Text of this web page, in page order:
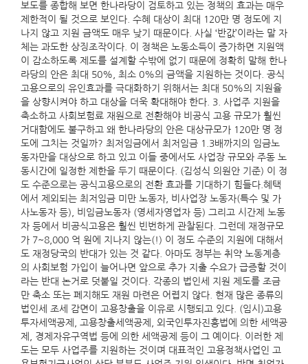
보도를 종합해 보면 한나라당이 검토하고 있는 정책의 효과는 매우
제한적이 될 것으로 보인다. 수혜 대상이 최대 120만 명 정도에 지
나지 않고 지원 금액도 매우 낮기 때문이다. 사실 ‘반값’이라는 말 자
체는 과도한 상징조작이다. 이 정책은 노동소득이 증가하면 지원액
이 감소하도록 제도를 설계할 수밖에 없기 때문에 정확히 말해 한나
라당의 안은 최대 50%, 최소 0%의 금액을 지원하는 것이다. 공식
고용으로의 유인효과를 극대화하기 위해서는 최대 50%의 지원율
을 상향시켜야 하고 대상을 더욱 확대해야 한다. 3. 사업주 지원을
축소하고 사회보험료 재원으로 전환해야 비공식 고용 규모가 훨씬
거대함에도 불구하고 왜 한나라당의 안은 대상규모가 120만 명 정
도에 그치는 것일까? 최저임금에서 최저임금 1.3배까지의 임금노
동자만을 대상으로 하고 있고 이들 중에서도 사업장 규모와 주동 노
동시간에 일정한 제한을 두기 때문이다. (김성식 의원안 기준) 이 정
도 수준으로는 공식고용으로의 전환 효과를 기대하기 힘들다.혜택
에서 제외되는 최저임금 미만 노동자, 비사업장 노동자(특수 및 가
사노동자 등), 비임금노동자 (영세자영업자 등) 그리고 시간제 노동
자 등에서 비공식고용은 훨씬 빈번하게 관찰된다. 그런데 재정규모
가 7~8,000 억 원에 지나지 않는(!) 이 정도 수준의 지원에 대해서
도 재정당국의 반대가 있는 것 같다. 아마도 정부는 취약 노동계층
의 사회보험 가입이 늘어나면 앞으로 추가 지출 수요가 급증할 것이
라는 반대 논거로 덧붙일 것이다. 각종의 법인세 지원 제도를 조금
만 축소 또는 폐지해도 재원 마련은 어렵지 않다. 현재 많은 종류의
법인세 조세 감면이 고용창출을 이유로 시행되고 있다. (임시)고용
투자세액공제, 고용창출세액공제, 외국인투자진흥법에 의한 세액공
제, 경제자유구역법 등에 의한 세액공제 등이 그 예이다. 이러한 제
도는 모두 사업주를 지원하는 것이며 대표적인 고용정책사업인 고